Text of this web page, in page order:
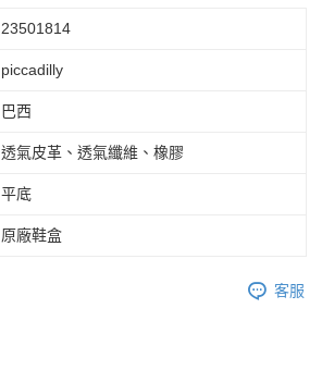
23501814
piccadilly
巴西
透氣皮革、透氣纖維、橡膠
平底
原廠鞋盒
客服